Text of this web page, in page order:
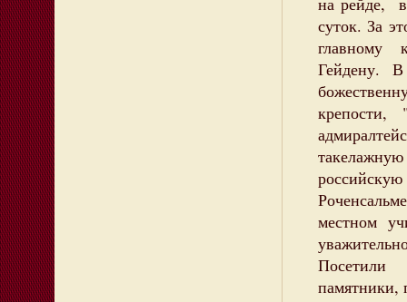
суток. За
главному
Гейдену. В
местном
Посетили
памятники,